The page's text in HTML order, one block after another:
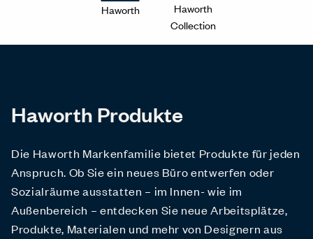
Haworth
Haworth
Collection
Haworth Produkte
Die Haworth Markenfamilie bietet Produkte für jeden
Anspruch. Ob Sie ein neues Büro entwerfen oder
Sozialräume ausstatten – im Innen- wie im
Außenbereich – entdecken Sie neue Arbeitsplätze,
Produkte, Materialen und mehr von Designern aus